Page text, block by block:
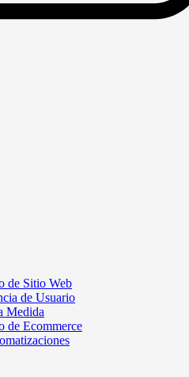
de Sitio Web
de Usuario
Medida
de Ecommerce